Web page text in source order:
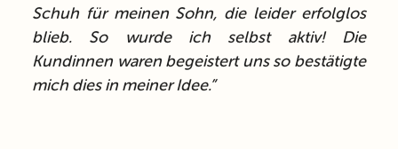
Schuh für meinen Sohn, die leider erfolglos
blieb. So wurde ich selbst aktiv! Die
Kundinnen waren begeistert uns so bestätigte
mich dies in meiner Idee.”